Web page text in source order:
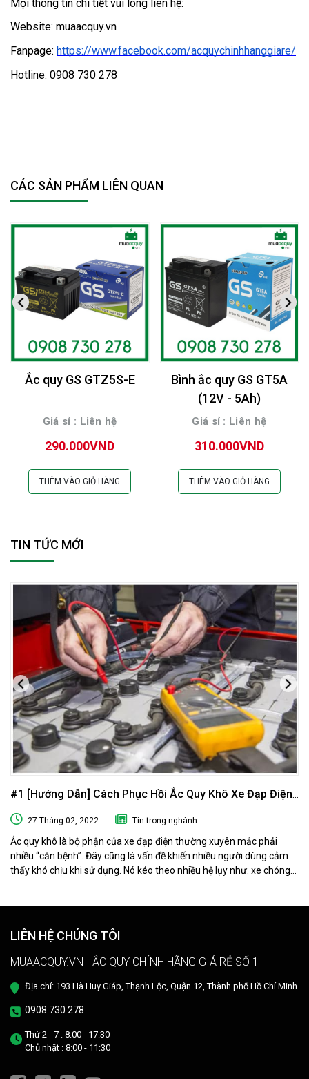
Mọi thông tin chi tiết vui lòng liên hệ:
Website: muaacquy.vn
Fanpage: https://www.facebook.com/acquychinhhanggiare/
Hotline: 0908 730 278
CÁC SẢN PHẨM LIÊN QUAN
Ắc quy GS GTZ5S-E
Giá sỉ : Liên hệ
290.000VND
THÊM VÀO GIỎ HÀNG
Bình ắc quy GS GT5A
(12V - 5Ah)
Giá sỉ : Liên hệ
310.000VND
THÊM VÀO GIỎ HÀNG
TIN TỨC MỚI
#1 [Hướng Dẫn] Cách Phục Hồi Ắc Quy Khô Xe Đạp Điện
Tại Nhà
27 Tháng 02, 2022 Tin trong nghành
Ắc quy khô là bộ phận của xe đạp điện thường xuyên mắc phải
nhiều “căn bệnh”. Đây cũng là vấn đề khiến nhiều người dùng cảm
thấy khó chịu khi sử dụng. Nó kéo theo nhiều hệ lụy như: xe chóng
cách đơn giản và hiệu quả như ở tiệm dưỡng nhé!
LIÊN HỆ CHÚNG TÔI
MUAACQUY.VN - ẮC QUY CHÍNH HÃNG GIÁ RẺ SỐ 1
Địa chỉ: 193 Hà Huy Giáp, Thạnh Lộc, Quận 12, Thành phố Hồ Chí Minh
0908 730 278
Thứ 2 - 7 : 8:00 - 17:30
Chủ nhật : 8:00 - 11:30